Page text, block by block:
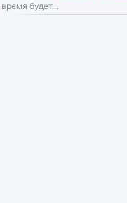
время будет...